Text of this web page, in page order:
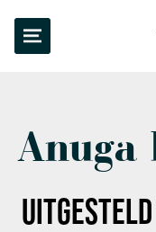
Anuga
TERUG NAAR